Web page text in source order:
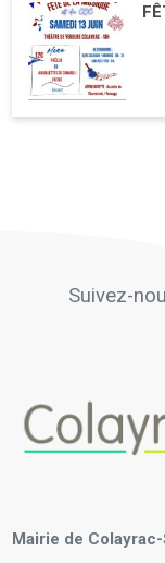
Suivez-
Mairie de